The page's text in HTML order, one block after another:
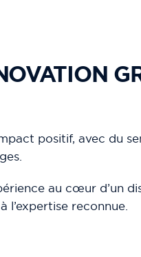
positif, avec du
au cœur d’un
l’expertise reconnue.